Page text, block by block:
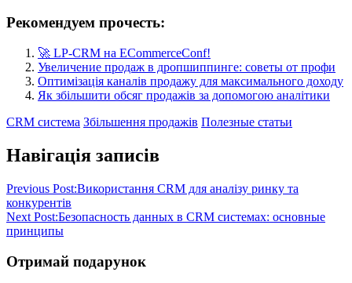
Рекомендуем прочесть:
🚀 LP-CRM на ECommerceConf!
Увеличение продаж в дропшиппинге: советы от профи
Оптимізація каналів продажу для максимального доходу
Як збільшити обсяг продажів за допомогою аналітики
CRM система Збільшення продажів Полезные статьи
Навігація записів
Previous Post:Використання CRM для аналізу ринку та
конкурентів
Next Post:Безопасность данных в CRM системах: основные
принципы
Отримай подарунок